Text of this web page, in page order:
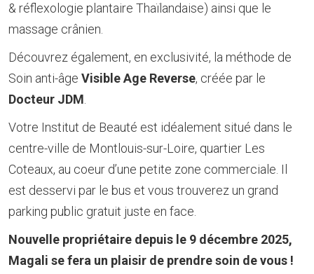
& réflexologie plantaire Thaïlandaise) ainsi que le
massage crânien.
Découvrez également, en exclusivité, la méthode de
Soin anti-âge Visible Age Reverse, créée par le
Docteur JDM
Votre Institut de Beauté est idéalement situé dans le
centre-ville de Montlouis-sur-Loire, quartier Les
Coteaux, au coeur d’une petite zone commerciale. Il
est desservi par le bus et vous trouverez un grand
parking public gratuit juste en face.
Nouvelle propriétaire depuis le 9 décembre 2025,
Magali se fera un plaisir de prendre soin de vous !